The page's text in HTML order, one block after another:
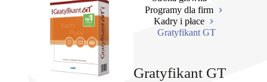
Programy dla firm
Kadry i płace
Gratyfikant GT
Gratyfikant GT